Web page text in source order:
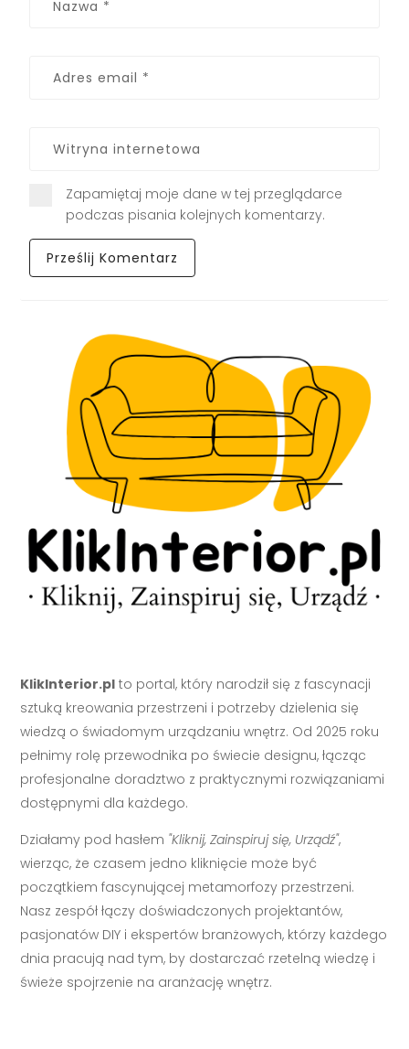
Zapamiętaj moje dane w tej przeglądarce
podczas pisania kolejnych komentarzy.
KlikInterior.pl to portal, który narodził się z fascynacji
sztuką kreowania przestrzeni i potrzeby dzielenia się
wiedzą o świadomym urządzaniu wnętrz. Od 2025 roku
pełnimy rolę przewodnika po świecie designu, łącząc
profesjonalne doradztwo z praktycznymi rozwiązaniami
dostępnymi dla każdego.
Działamy pod hasłem "Kliknij, Zainspiruj się, Urządź",
wierząc, że czasem jedno kliknięcie może być
początkiem fascynującej metamorfozy przestrzeni.
Nasz zespół łączy doświadczonych projektantów,
pasjonatów DIY i ekspertów branżowych, którzy każdego
dnia pracują nad tym, by dostarczać rzetelną wiedzę i
świeże spojrzenie na aranżację wnętrz.